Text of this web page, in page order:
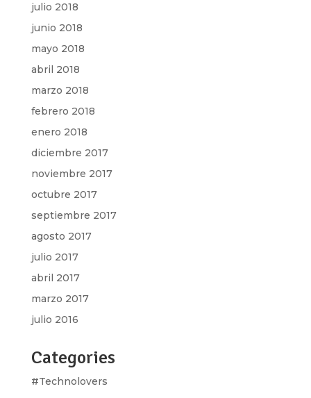
julio 2018
junio 2018
mayo 2018
abril 2018
marzo 2018
febrero 2018
enero 2018
diciembre 2017
noviembre 2017
octubre 2017
septiembre 2017
agosto 2017
julio 2017
abril 2017
marzo 2017
julio 2016
Categories
#Technolovers